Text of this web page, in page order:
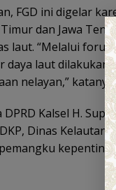
FGD ini digelar
dan Jawa
laut. “Melalui
laut dilakukan
nelayan,” katanya.
Kalsel H.
Dinas Kelautan